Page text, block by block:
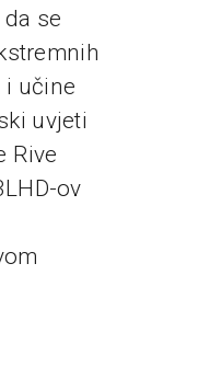
se
i učine
uvjeti
Rive
ov